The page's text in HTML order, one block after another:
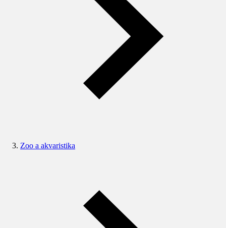
Zoo a akvaristika